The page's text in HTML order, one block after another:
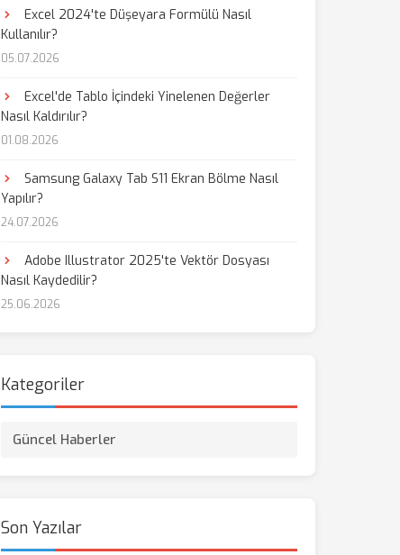
Excel 2024'te Düşeyara Formülü Nasıl
Kullanılır?
05.07.2026
Excel'de Tablo İçindeki Yinelenen Değerler
Nasıl Kaldırılır?
01.08.2026
Samsung Galaxy Tab S11 Ekran Bölme Nasıl
Yapılır?
24.07.2026
Adobe Illustrator 2025'te Vektör Dosyası
Nasıl Kaydedilir?
25.06.2026
Kategoriler
Güncel Haberler
Son Yazılar